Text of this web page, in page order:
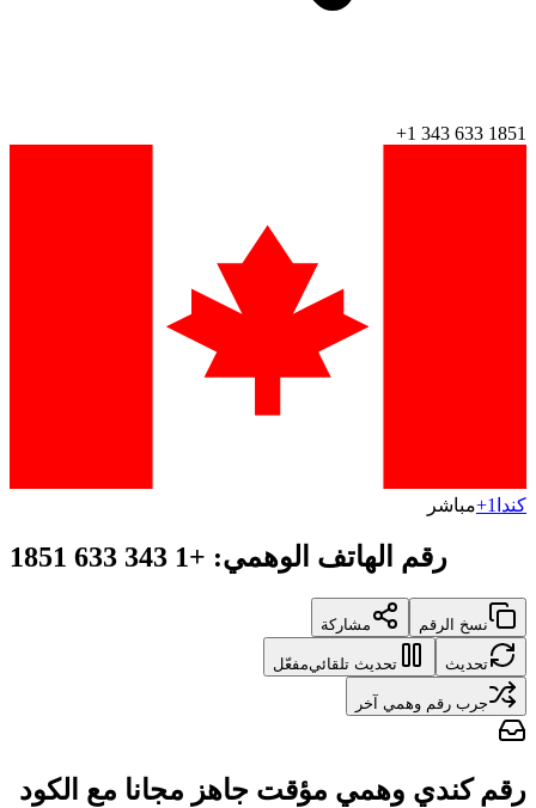
+1 343 633 1851
كندا +1مباشر
رقم الهاتف الوهمي:
+1 343 633 1851
نسخ الرقم مشاركة
تحديث تحديث تلقائيمفعّل
جرب رقم وهمي آخر
رقم كندي وهمي مؤقت جاهز مجانا مع الكود